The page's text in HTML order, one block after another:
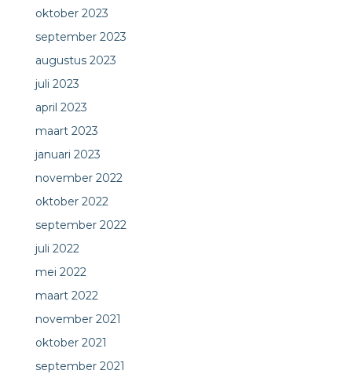
oktober 2023
september 2023
augustus 2023
juli 2023
april 2023
maart 2023
januari 2023
november 2022
oktober 2022
september 2022
juli 2022
mei 2022
maart 2022
november 2021
oktober 2021
september 2021